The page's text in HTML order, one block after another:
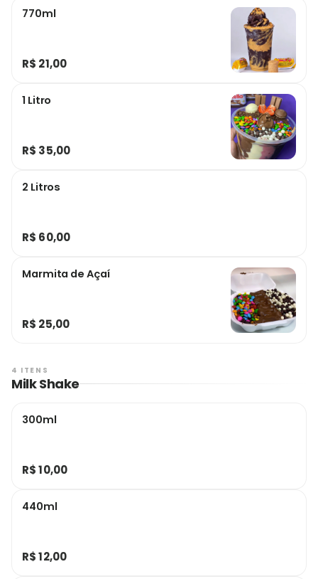
770ml
R$ 21,00
1 Litro
R$ 35,00
2 Litros
R$ 60,00
Marmita de Açaí
R$ 25,00
4 ITENS
Milk Shake
300ml
R$ 10,00
440ml
R$ 12,00